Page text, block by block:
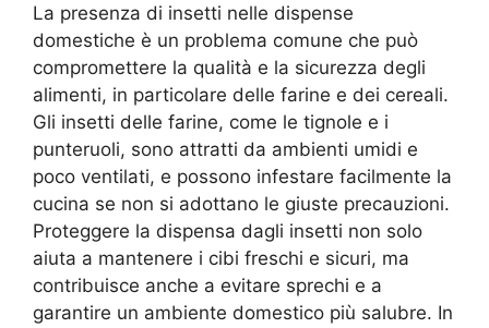
La presenza di insetti nelle dispense
domestiche è un problema comune che può
compromettere la qualità e la sicurezza degli
alimenti, in particolare delle farine e dei cereali.
Gli insetti delle farine, come le tignole e i
punteruoli, sono attratti da ambienti umidi e
poco ventilati, e possono infestare facilmente la
cucina se non si adottano le giuste precauzioni.
Proteggere la dispensa dagli insetti non solo
aiuta a mantenere i cibi freschi e sicuri, ma
contribuisce anche a evitare sprechi e a
garantire un ambiente domestico più salubre. In